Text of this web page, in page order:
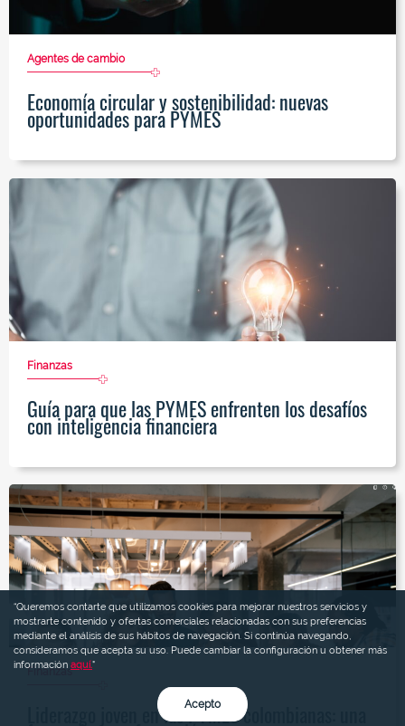
Agentes de cambio
Economía circular y sostenibilidad: nuevas
oportunidades para PYMES
Finanzas
Guía para que las PYMES enfrenten los desafíos
con inteligencia financiera
Finanzas
Liderazgo joven en las PYMES colombianas: una
“Queremos contarte que utilizamos cookies para mejorar nuestros servicios y
mostrarte contenido y ofertas comerciales relacionadas con sus preferencias
mediante el análisis de sus hábitos de navegación. Si continúa navegando,
consideramos que acepta su uso. Puede cambiar la configuración u obtener más
información aquí."
Acepto